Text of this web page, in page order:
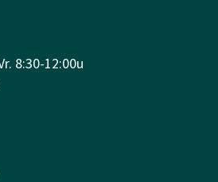
8:30-12:00u